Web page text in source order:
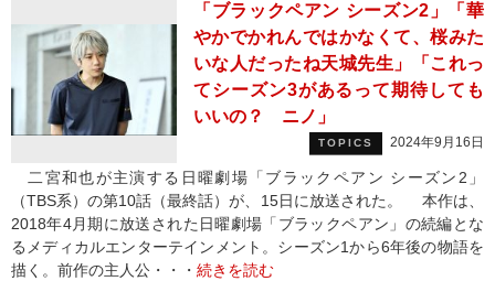
「ブラックペアン シーズン2」「華
やかでかれんではかなくて、桜みた
いな人だったね天城先生」「これっ
てシーズン3があるって期待しても
いいの？ ニノ」
TOPICS 2024年9月16日
二宮和也が主演する日曜劇場「ブラックペアン シーズン2」
（TBS系）の第10話（最終話）が、15日に放送された。 本作は、
2018年4月期に放送された日曜劇場「ブラックペアン」の続編とな
るメディカルエンターテインメント。シーズン1から6年後の物語を
描く。前作の主人公・・・ 続きを読む